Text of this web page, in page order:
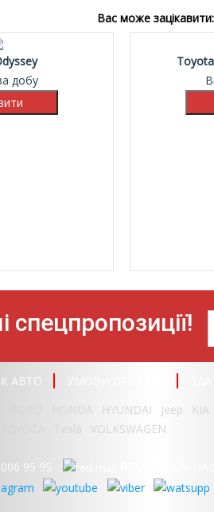
Вас може зацікавити:
добу
АВТО
HONDA HYUNDAI Jeep KIA
VOLKSWAGEN
95 95